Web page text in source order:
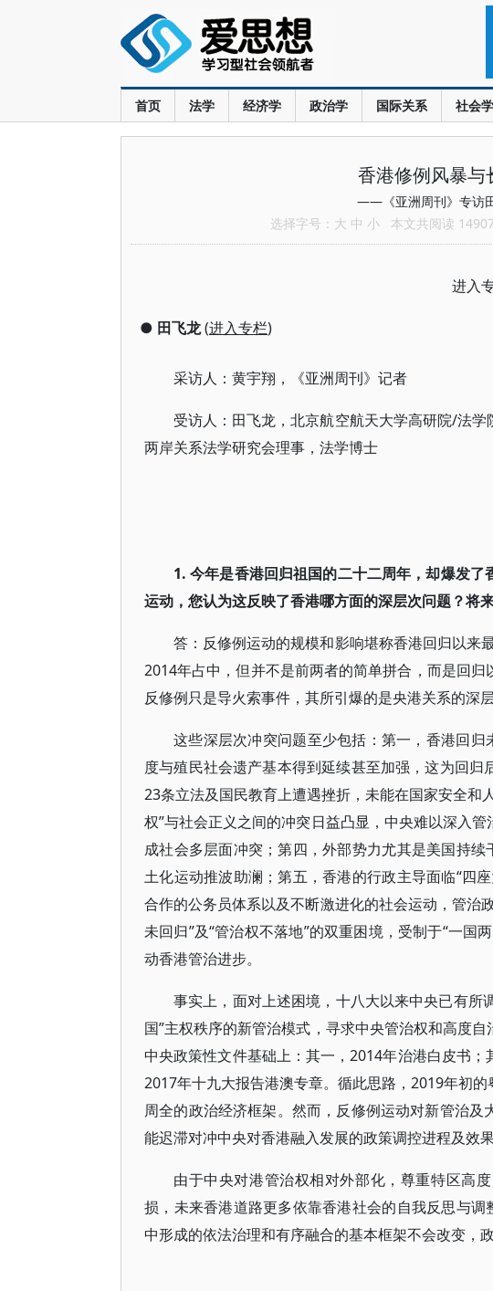
首页 法学 经济学 政治学 国际关系 社会学
香港修例风暴与
——《亚洲周刊》专访
选择字号： 大 中 小 本文共阅读
进入
● 田飞龙(进入专栏)
采访人：黄宇翔，《亚洲周刊》记者
受访人：田飞龙，北京航空航天大学高研院/法
两岸关系法学研究会理事，法学博士
1. 今年是香港回归祖国的二十二周年，却爆发
运动，您认为这反映了香港哪方面的深层次问题？将
答：反修例运动的规模和影响堪称香港回归以来
2014年占中，但并不是前两者的简单拼合，而是回归
反修例只是导火索事件，其所引爆的是央港关系的深
这些深层次冲突问题至少包括：第一，香港回
度与殖民社会遗产基本得到延续甚至加强，这为回
23条立法及国民教育上遭遇挫折，未能在国家安全和
权”与社会正义之间的冲突日益凸显，中央难以深入
成社会多层面冲突；第四，外部势力尤其是美国持
土化运动推波助澜；第五，香港的行政主导面临“四
合作的公务员体系以及不断激进化的社会运动，管治
未回归”及“管治权不落地”的双重困境，受制于“一国
动香港管治进步。
事实上，面对上述困境，十八大以来中央已有所
国”主权秩序的新管治模式，寻求中央管治权和高度
中央政策性文件基础上：其一，2014年治港白皮书；
2017年十九大报告港澳专章。循此思路，2019年初
周全的政治经济框架。然而，反修例运动对新管治
能迟滞对冲中央对香港融入发展的政策调控进程及
由于中央对港管治权相对外部化，尊重特区高
损，未来香港道路更多依靠香港社会的自我反思与
中形成的依法治理和有序融合的基本框架不会改变